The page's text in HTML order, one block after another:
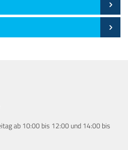
ab 10:00 bis 12:00 und 14:00 bis